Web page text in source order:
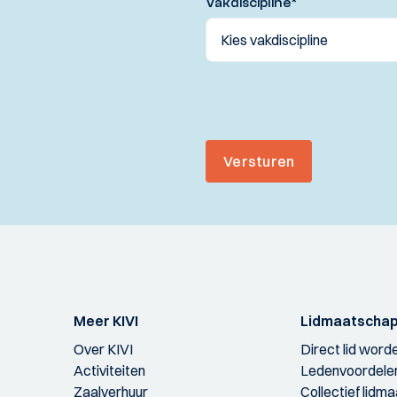
Versturen
Meer KIVI
Over KIVI
Activiteiten
Zaalverhuur
Direct lid
Collectief